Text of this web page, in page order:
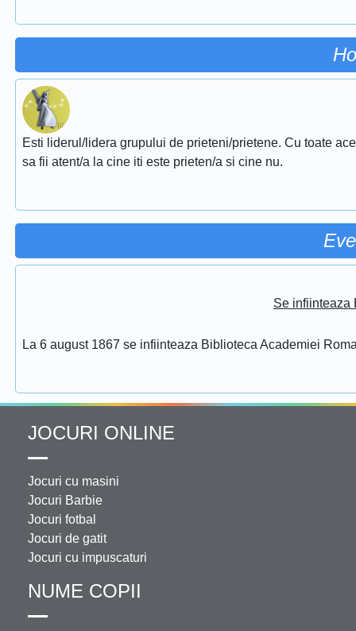
Esti liderul/lidera grupului de prieteni/prietene. Cu toate
sa fii atent/a la cine iti este prieten/a si cine nu.
Se infiinteaza
La 6 august 1867 se infiinteaza Biblioteca Academiei
JOCURI ONLINE
Jocuri cu masini
Jocuri Barbie
Jocuri fotbal
Jocuri de gatit
Jocuri cu impuscaturi
NUME COPII